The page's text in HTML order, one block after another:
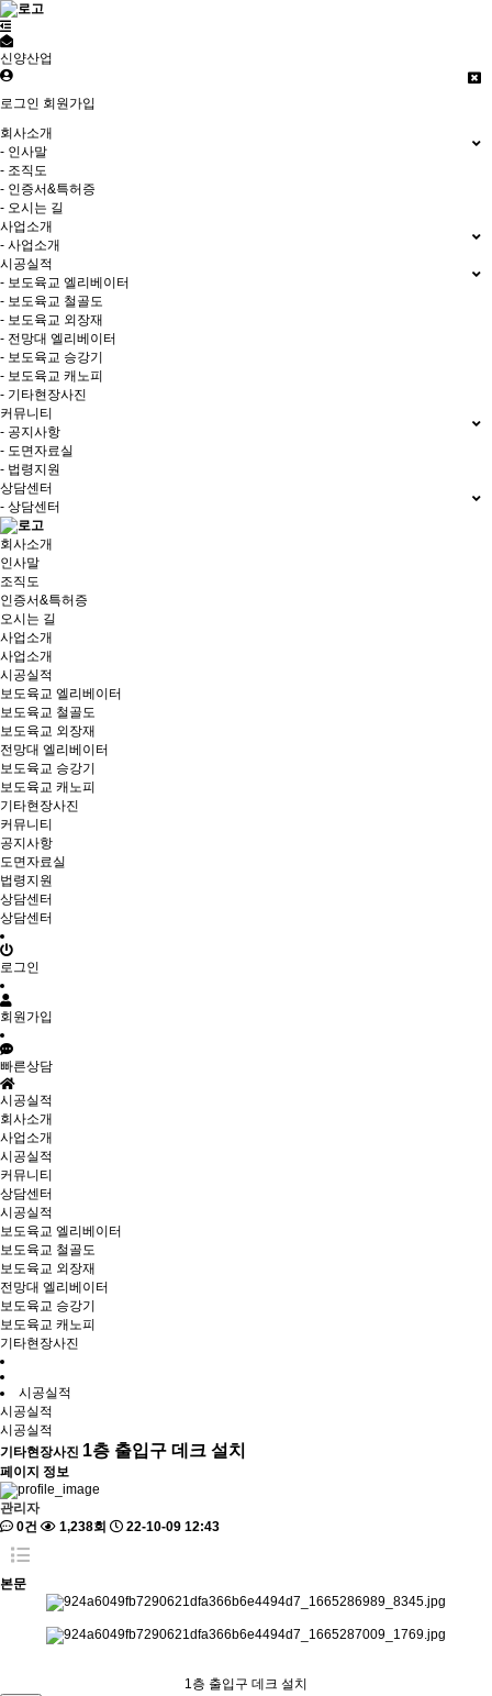
신양산업
로그인 회원가입
회사소개
- 인사말
- 조직도
- 인증서&특허증
- 오시는 길
사업소개
- 사업소개
시공실적
- 보도육교 엘리베이터
- 보도육교 철골도
- 보도육교 외장재
- 전망대 엘리베이터
- 보도육교 승강기
- 보도육교 캐노피
- 기타현장사진
커뮤니티
- 공지사항
- 도면자료실
- 법령지원
상담센터
- 상담센터
회사소개
인사말
조직도
인증서&특허증
오시는 길
사업소개
사업소개
시공실적
보도육교 엘리베이터
보도육교 철골도
보도육교 외장재
전망대 엘리베이터
보도육교 승강기
보도육교 캐노피
기타현장사진
커뮤니티
공지사항
도면자료실
법령지원
상담센터
상담센터
로그인
회원가입
빠른상담
시공실적
회사소개
사업소개
시공실적
커뮤니티
상담센터
시공실적
보도육교 엘리베이터
보도육교 철골도
보도육교 외장재
전망대 엘리베이터
보도육교 승강기
보도육교 캐노피
기타현장사진
시공실적
시공실적
시공실적
기타현장사진 1층 출입구 데크 설치
페이지 정보
관리자
0건
1,238회 22-10-09 12:43
본문
1층 출입구 데크 설치